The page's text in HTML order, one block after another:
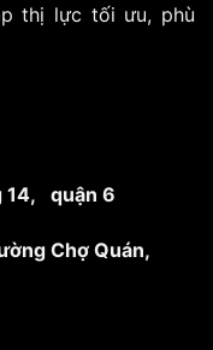
thị lực tối ưu, phù
14, quận 6
Chợ Quán,